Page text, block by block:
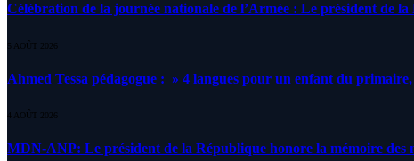
Célébration de la journée nationale de l’Armée : Le président de la
5 AOÛT 2026
Ahmed Tessa pédagogue : » 4 langues pour un enfant du
4 AOÛT 2026
MDN-ANP: Le président de la République honore la mémoire des